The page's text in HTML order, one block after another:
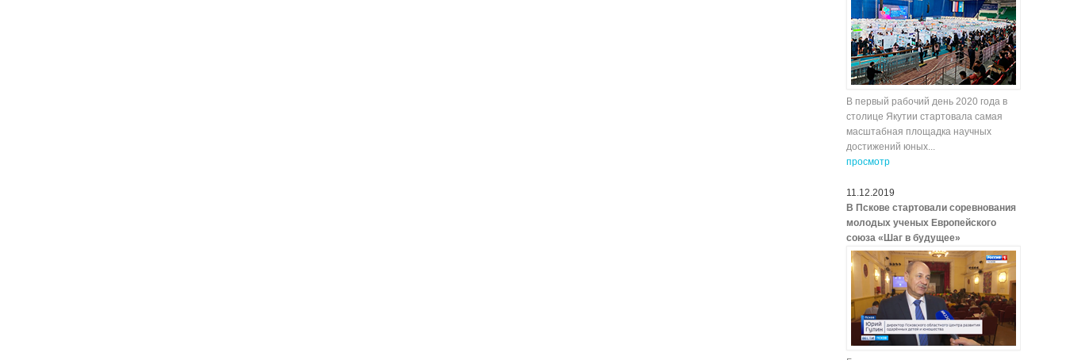
В первый рабочий день 2020 года в
столице Якутии стартовала самая
масштабная площадка научных
достижений юных...
просмотр
11.12.2019
В Пскове стартовали соревнования
молодых ученых Европейского
союза «Шаг в будущее»